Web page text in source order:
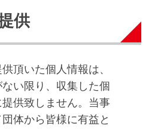
供
頂いた個人情報は、
い限り、収集した個
供致しません。当事
体から皆様に有益と